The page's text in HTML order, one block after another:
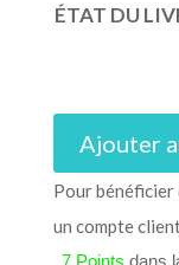
ÉTAT DU
Ajouter
Pour bénéficier
un compte
7 Points dans